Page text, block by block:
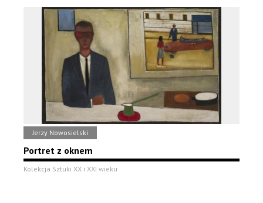
Jerzy Nowosielski
Portret z oknem
Kolekcja Sztuki XX i XXI wieku